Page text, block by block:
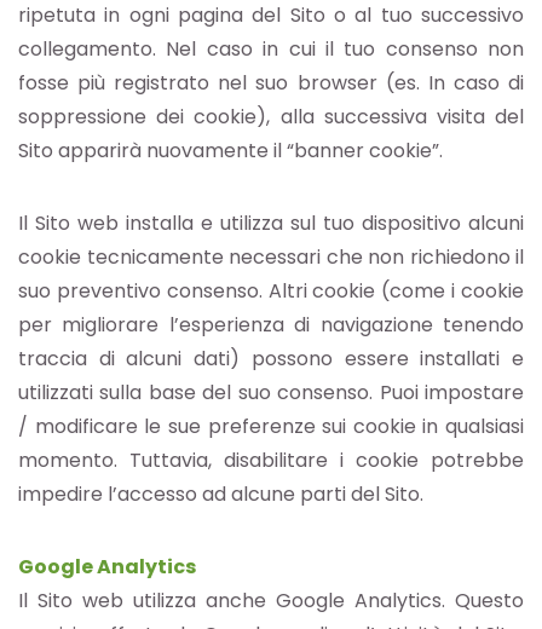
ripetuta in ogni pagina del Sito o al tuo successivo
collegamento. Nel caso in cui il tuo consenso non
fosse più registrato nel suo browser (es. In caso di
soppressione dei cookie), alla successiva visita del
Sito apparirà nuovamente il “banner cookie”.
Il Sito web installa e utilizza sul tuo dispositivo alcuni
cookie tecnicamente necessari che non richiedono il
suo preventivo consenso. Altri cookie (come i cookie
per migliorare l’esperienza di navigazione tenendo
traccia di alcuni dati) possono essere installati e
utilizzati sulla base del suo consenso. Puoi impostare
/ modificare le sue preferenze sui cookie in qualsiasi
momento. Tuttavia, disabilitare i cookie potrebbe
impedire l’accesso ad alcune parti del Sito.
Google Analytics
Il Sito web utilizza anche Google Analytics. Questo